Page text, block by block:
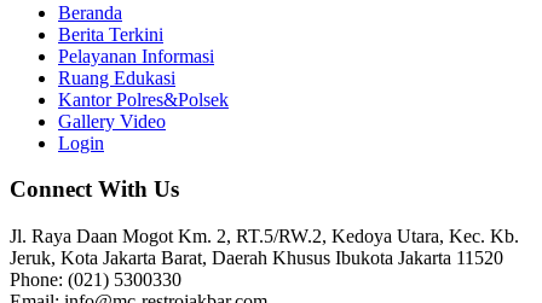
Beranda
Berita Terkini
Pelayanan Informasi
Ruang Edukasi
Kantor Polres&Polsek
Gallery Video
Login
Connect With Us
Jl. Raya Daan Mogot Km. 2, RT.5/RW.2, Kedoya Utara, Kec. Kb.
Jeruk, Kota Jakarta Barat, Daerah Khusus Ibukota Jakarta 11520
Phone: (021) 5300330